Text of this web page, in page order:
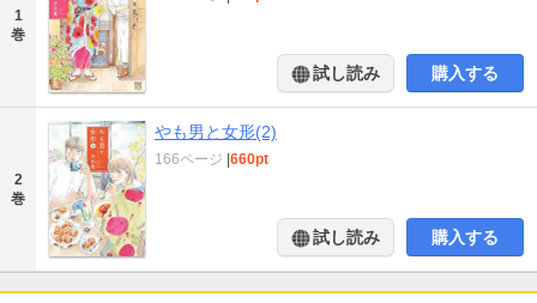
1
巻
試し読み 購入する
2
巻
やも男と女形(2)
166ページ |660pt
試し読み 購入する